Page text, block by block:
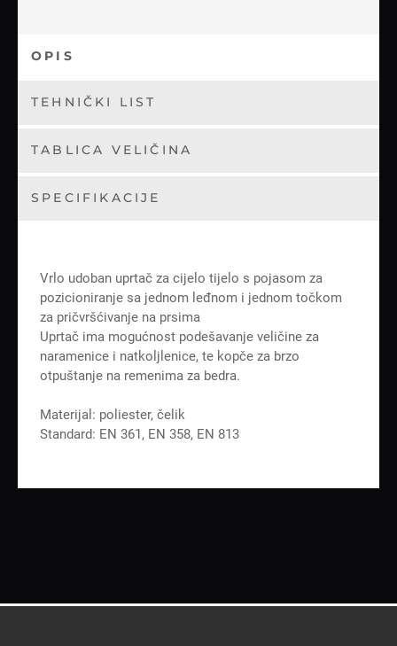
OPIS
TEHNIČKI LIST
TABLICA VELIČINA
SPECIFIKACIJE
Vrlo udoban uprtač za cijelo tijelo s pojasom za
pozicioniranje sa jednom leđnom i jednom točkom
za pričvršćivanje na prsima
Uprtač ima mogućnost podešavanje veličine za
naramenice i natkoljlenice, te kopče za brzo
otpuštanje na remenima za bedra.
Materijal: poliester, čelik
Standard: EN 361, EN 358, EN 813